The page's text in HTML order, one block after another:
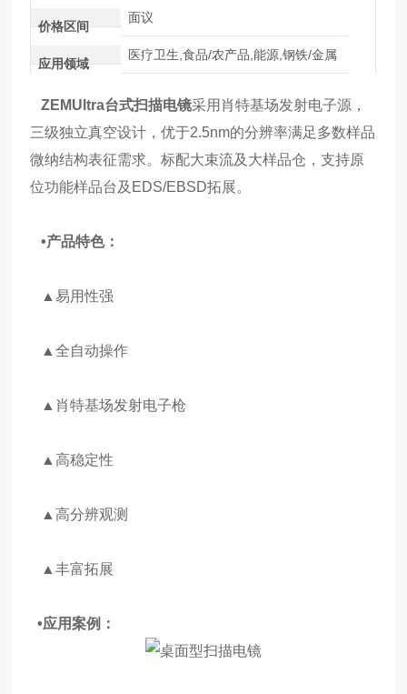
价格区间
面议
应用领域
医疗卫生,食品/农产品,能源,钢铁/金属
ZEMUltra台式扫描电镜采用肖特基场发射电子源，
三级独立真空设计，优于2.5nm的分辨率满足多数样品
微纳结构表征需求。标配大束流及大样品仓，支持原
位功能样品台及EDS/EBSD拓展。
•产品特色：
▲易用性强
▲全自动操作
▲肖特基场发射电子枪
▲高稳定性
▲高分辨观测
▲丰富拓展
•应用案例：